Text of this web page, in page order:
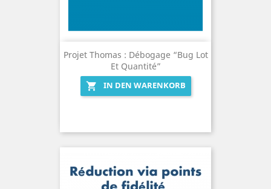
Projet Thomas : Débogage “Bug Lot
Et Quantité”

IN DEN WARENKORB